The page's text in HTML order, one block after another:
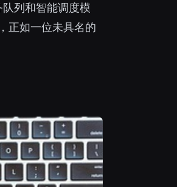
列和智能调度模
正如一位未具名的